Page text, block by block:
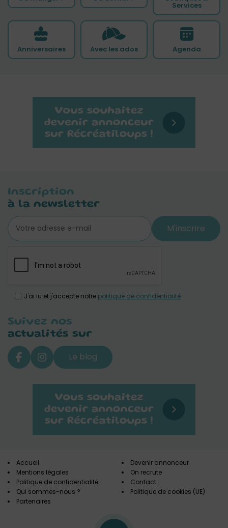
Services
Anniversaires Avec les ados Agenda
Inscription
à la newsletter
M'inscrire
J'ai lu et j'accepte notre politique de confidentialité
Suivez nos
actualités sur
Le blog
Accueil
Mentions légales
Politique de confidentialité
Qui sommes-nous ?
Partenaires
Devenir annonceur
On recrute
Contact
Politique de cookies (UE)